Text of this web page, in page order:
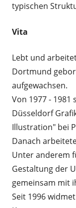
typischen
Vita
Lebt und
Dortmund
aufgewachsen.
Von 1977 -
Düsseldorf
Illustration" bei
Danach
Unter anderem
Gestaltung der
gemeinsam mit
Seit 1996